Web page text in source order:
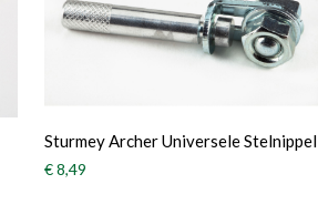
Sturmey Archer Universele Stelnippel
€ 8,49